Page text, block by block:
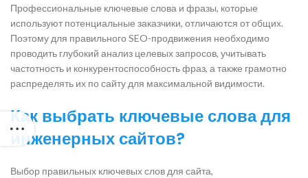
Профессиональные ключевые слова и фразы, которые
используют потенциальные заказчики, отличаются от общих.
Поэтому для правильного SEO-продвижения необходимо
проводить глубокий анализ целевых запросов, учитывать
частотность и конкурентоспособность фраз, а также грамотно
распределять их по сайту для максимальной видимости.
Как выбрать ключевые слова для
инженерных сайтов?
Выбор правильных ключевых слов для сайта,